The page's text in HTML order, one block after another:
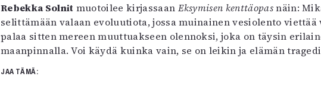
Rebekka Solnit muotoilee kirjassaan Eksymisen kenttäopasnäin:
selittämään valaan evoluutiota, jossa muinainen vesiolento
palaa sitten mereen muuttuakseen olennoksi, joka on täysin
maanpinnalla. Voi käydä kuinka vain, se on leikin ja elämän
JAA TÄMÄ: